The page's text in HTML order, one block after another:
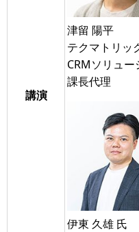
講演
津留 陽平
テクマトリッ
CRMソリュ
課長代理
伊東 久雄 氏